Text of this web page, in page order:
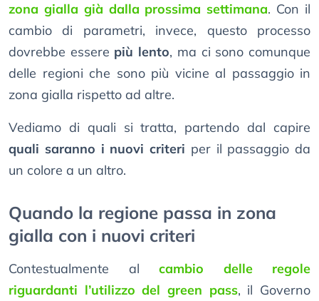
zona gialla già dalla prossima settimana. Con il
cambio di parametri, invece, questo processo
dovrebbe essere più lento, ma ci sono comunque
delle regioni che sono più vicine al passaggio in
zona gialla rispetto ad altre.
Vediamo di quali si tratta, partendo dal capire
quali saranno i nuovi criteri per il passaggio da
un colore a un altro.
Quando la regione passa in zona
gialla con i nuovi criteri
Contestualmente al cambio delle regole
riguardanti l’utilizzo del green pass, il Governo